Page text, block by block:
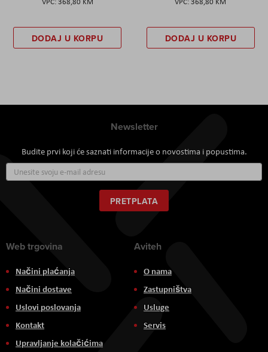
DODAJ U KORPU DODAJ U KORPU
Newsletter
Budite prvi koji će saznati informacije o novostima i popustima.
se
za
naš
newsletter:
PRETPLATA
Web trgovina
Načini plaćanja
Načini dostave
Uslovi poslovanja
Kontakt
Upravljanje kolačićima
Aviteh
O nama
Zastupništva
Usluge
Servis